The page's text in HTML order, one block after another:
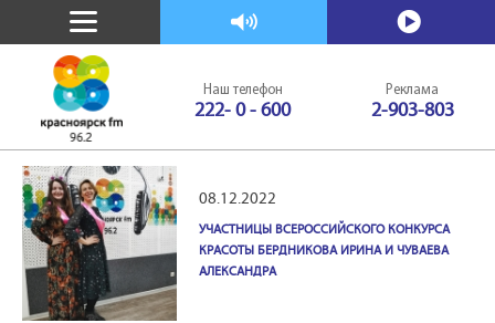
Наш телефон
222- 0 - 600
Реклама
2-903-803
Слушать Смотреть
08.12.2022
УЧАСТНИЦЫ ВСЕРОССИЙСКОГО КОНКУРСА
КРАСОТЫ БЕРДНИКОВА ИРИНА И ЧУВАЕВА
АЛЕКСАНДРА